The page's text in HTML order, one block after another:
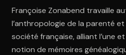
Françoise Zonabend travaille
l’anthropologie de la parenté
société française, alliant l’une
notion de mémoires